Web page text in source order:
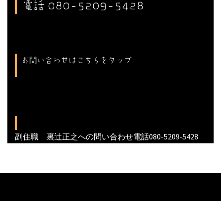
電話 080-5209-5428
お問い合わせはこちらをタップ
副住職 裏辻正之への問い合わせ電話080-5209-5428